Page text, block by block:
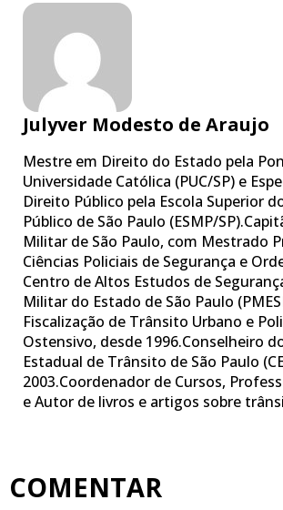
Julyver Modesto de Araujo
Mestre em Direito do Estado pela
Universidade Católica (PUC/SP) e
Direito Público pela Escola Superior
Público de São Paulo (ESMP/
Militar de São Paulo, com Mestrado
Ciências Policiais de Segurança e
Centro de Altos Estudos de
Militar do Estado de São Paulo
Fiscalização de Trânsito Urbano e
Ostensivo, desde 1996.​Conselheiro
Estadual de Trânsito de São Paulo
2003.Coordenador de Cursos,
e Autor de livros e artigos sobre
COMENTAR